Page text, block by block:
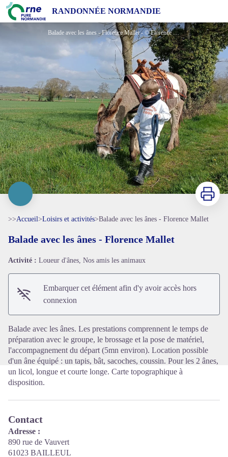
RANDONNÉE NORMANDIE
Balade avec les ânes - Florence Mallet
Balade avec les ânes - Florence Mallet - © Florence Mallet
Voir l'image en plein écran
Imprimer
>>Accueil>Loisirs et activités>Balade avec les ânes - Florence Mallet
Balade avec les ânes - Florence Mallet
Activité : Loueur d'ânes, Nos amis les animaux
Embarquer cet élément afin d'y avoir accès hors
connexion
Balade avec les ânes. Les prestations comprennent le temps de
préparation avec le groupe, le brossage et la pose de matériel,
l'accompagnement du départ (5mn environ). Location possible
d'un âne équipé : un tapis, bât, sacoches, coussin. Pour les 2 ânes,
un licol, longue et courte longe. Carte topographique à
disposition.
Contact
Adresse :
890 rue de Vauvert
61023 BAILLEUL